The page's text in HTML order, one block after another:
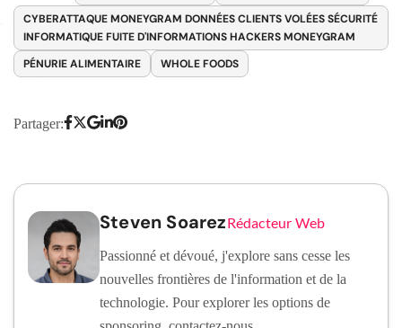
CYBERATTAQUE MONEYGRAM DONNÉES CLIENTS VOLÉES SÉCURITÉ
INFORMATIQUE FUITE D'INFORMATIONS HACKERS MONEYGRAM
PÉNURIE ALIMENTAIRE
WHOLE FOODS
Partager:
Steven SoarezRédacteur Web
Passionné et dévoué, j'explore sans cesse les
nouvelles frontières de l'information et de la
technologie. Pour explorer les options de